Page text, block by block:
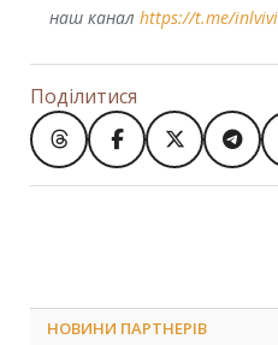
наш канал https://t.me/
Поділитися
НОВИНИ ПАРТНЕРІВ